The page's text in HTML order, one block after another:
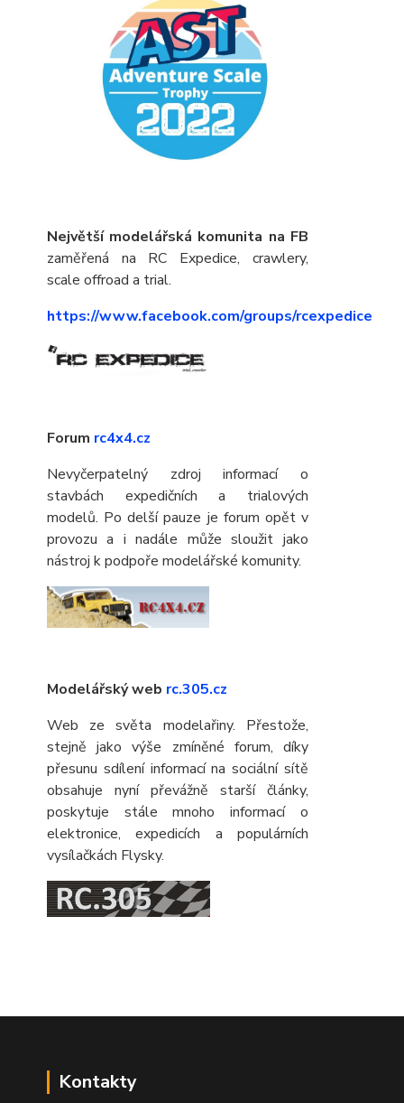
Největší modelářská komunita na FB
zaměřená na RC Expedice, crawlery,
scale offroad a trial.
https://www.facebook.com/groups/rcexpedice
Forum rc4x4.cz
Nevyčerpatelný zdroj informací o
stavbách expedičních a trialových
modelů. Po delší pauze je forum opět v
provozu a i nadále může sloužit jako
nástroj k podpoře modelářské komunity.
Modelářský web rc.305.cz
Web ze světa modelařiny. Přestože,
stejně jako výše zmíněné forum, díky
přesunu sdílení informací na sociální sítě
obsahuje nyní převážně starší články,
poskytuje stále mnoho informací o
elektronice, expedicích a populárních
vysílačkách Flysky.
Kontakty